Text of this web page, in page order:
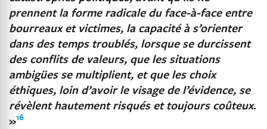
prennent la forme radicale du face-à-face entre
bourreaux et victimes, la capacité à s’orienter
dans des temps troublés, lorsque se durcissent
des conflits de valeurs, que les situations
ambigües se multiplient, et que les choix
éthiques, loin d’avoir le visage de l’évidence, se
révèlent hautement risqués et toujours coûteux.
»16